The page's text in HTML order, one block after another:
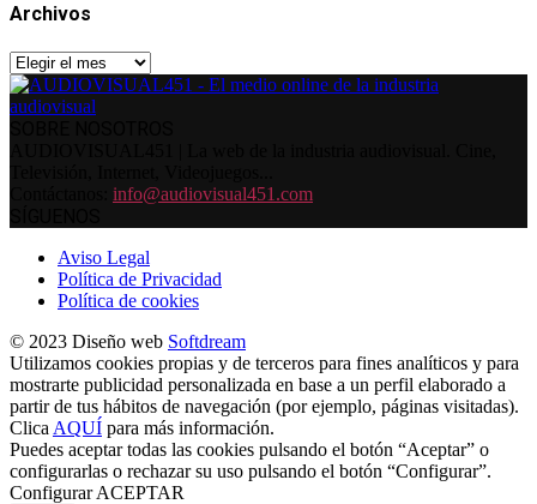
Archivos
Archivos
info@audiovisual451.com
Aviso Legal
Política de Privacidad
Política de cookies
© 2023 Diseño web Softdream
Utilizamos cookies propias y de terceros para fines analíticos y para
mostrarte publicidad personalizada en base a un perfil elaborado a
partir de tus hábitos de navegación (por ejemplo, páginas visitadas).
Clica AQUÍ para más información.
Puedes aceptar todas las cookies pulsando el botón “Aceptar” o
configurarlas o rechazar su uso pulsando el botón “Configurar”.
Configurar ACEPTAR